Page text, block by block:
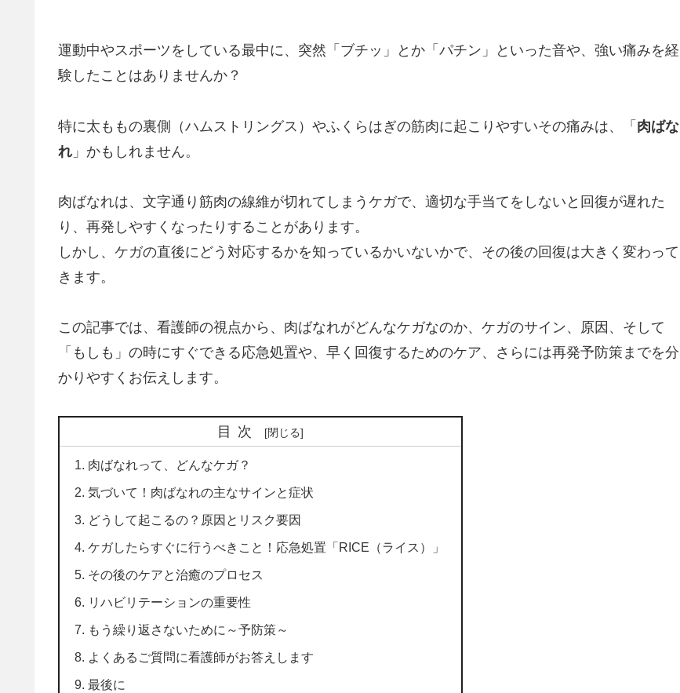
運動中やスポーツをしている最中に、突然「ブチッ」とか「パチン」といった音や、強い痛みを経
験したことはありませんか？
特に太ももの裏側（ハムストリングス）やふくらはぎの筋肉に起こりやすいその痛みは、「 肉ばな
れ 」かもしれません。
肉ばなれは、文字通り筋肉の線維が切れてしまうケガで、適切な手当てをしないと回復が遅れた
り、再発しやすくなったりすることがあります。
しかし、ケガの直後にどう対応するかを知っているかいないかで、その後の回復は大きく変わって
きます。
この記事では、看護師の視点から、肉ばなれがどんなケガなのか、ケガのサイン、原因、そして
「もしも」の時にすぐできる応急処置や、早く回復するためのケア、さらには再発予防策までを分
かりやすくお伝えします。
目次
肉ばなれって、どんなケガ？
気づいて！肉ばなれの主なサインと症状
どうして起こるの？原因とリスク要因
ケガしたらすぐに行うべきこと！応急処置「RICE（ライス）」
その後のケアと治癒のプロセス
リハビリテーションの重要性
もう繰り返さないために～予防策～
よくあるご質問に看護師がお答えします
最後に